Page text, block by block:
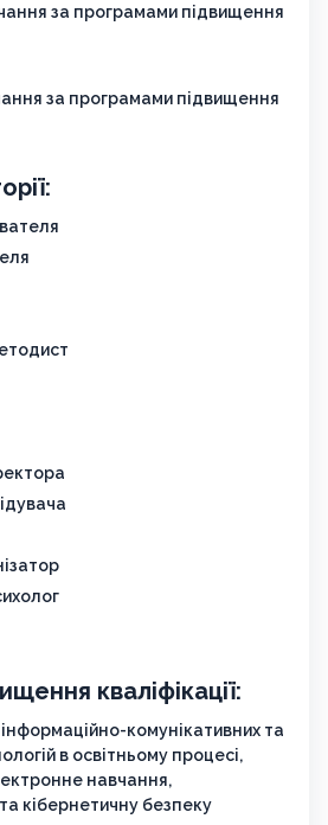
за програмами підвищення
за програмами підвищення
кваліфікації:
комунікативних та
в освітньому процесі,
навчання,
кібернетичну безпеку